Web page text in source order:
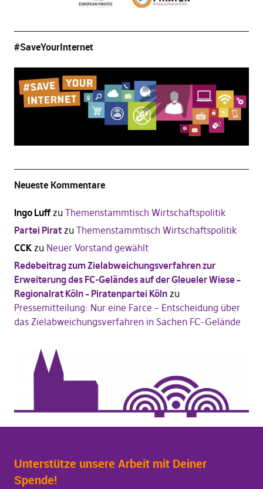
#SaveYourInternet
Neueste Kommentare
Ingo Luffzu Themenstammtisch Wirtschaftspolitik
Partei Piratzu Themenstammtisch Wirtschaftspolitik
CCKzu Neuer Vorstand gewählt
Redebeitrag zum Zielabweichungsverfahren zur
Erweiterung des FC-Geländes auf der Gleueler Wiese –
Regionalrat Köln – Piratenpartei Kölnzu
Pressemitteilung: Nur eine Farce – Entscheidung über
das Zielabweichungsverfahren in Sachen FC-Gelände
Unterstütze unsere Arbeit mit Deiner
Spende!